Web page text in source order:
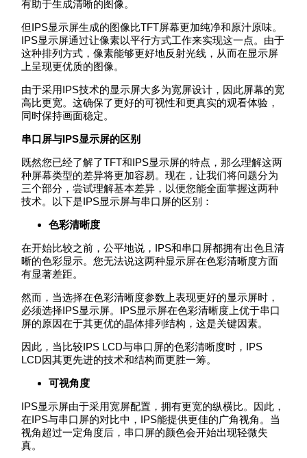
有助于生成清晰的图像。
但IPS显示屏生成的图像比TFT屏幕更加纯净和原汁原味。
IPS显示屏通过让像素以平行方式工作来实现这一点。由于
这种排列方式，像素能够更好地反射光线，从而在显示屏
上呈现更优质的图像。
由于采用IPS技术的显示屏大多为宽屏设计，因此屏幕的宽
高比更宽。这确保了更好的可视性和更真实的观看体验，
同时保持画面稳定。
串口屏与IPS显示屏的区别
既然您已经了解了TFT和IPS显示屏的特点，那么理解这两
种屏幕类型的差异将更加容易。现在，让我们将问题分为
三个部分，尝试理解基本差异，以便您能全面掌握这两种
技术。以下是IPS显示屏与串口屏的区别：
色彩清晰度
在开始比较之前，公平地说，IPS和串口屏都拥有出色且清
晰的色彩显示。您无法说这两种显示屏在色彩清晰度方面
有显著差距。
然而，当选择在色彩清晰度参数上表现更好的显示屏时，
必须选择IPS显示屏。IPS显示屏在色彩清晰度上优于串口
屏的原因在于其更优的晶体排列结构，这是关键因素。
因此，当比较IPS LCD与串口屏的色彩清晰度时，IPS
LCD因其更先进的技术和结构而更胜一筹。
可视角度
IPS显示屏由于采用宽屏配置，拥有更宽的纵横比。因此，
在IPS与串口屏的对比中，IPS能提供更佳的广角视角。当
视角超过一定角度后，串口屏的颜色会开始出现轻微失
真。